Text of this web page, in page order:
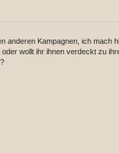
anderen Kampagnen, ich mach
wollt ihr ihnen verdeckt zu